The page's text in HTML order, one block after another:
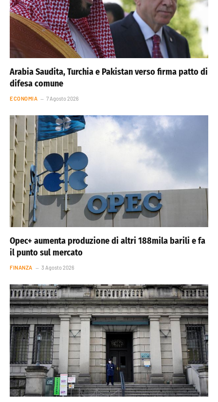
Arabia Saudita, Turchia e Pakistan verso firma patto di
difesa comune
ECONOMIA 7 Agosto 2026
Opec+ aumenta produzione di altri 188mila barili e fa
il punto sul mercato
FINANZA 3 Agosto 2026